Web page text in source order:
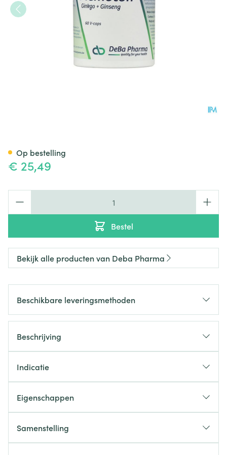
€ 25,49
Bestel
Op bestelling
Bekijk alle producten van Deba Pharma
Beschikbare leveringsmethoden
Beschrijving
Indicatie
Eigenschappen
Samenstelling